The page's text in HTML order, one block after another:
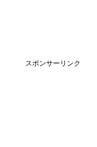
スポンサーリンク